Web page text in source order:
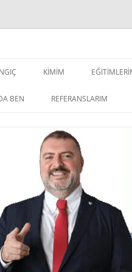
KIMIM
BEN REFERANSLARIM